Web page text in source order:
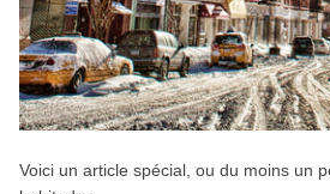
Voici un article spécial, ou du moins un